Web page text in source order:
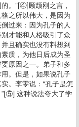
。”[④]顾颉刚之言，
之所以伟大，是因为
过来：因为孔子的人
才能和人格吸引了众
且确实也没有料想到
质，为他日后成为圣
原因之一。弟子和多
。但是，如果说孔子
。李零说：“孔子是怎
这种说法夸大了学